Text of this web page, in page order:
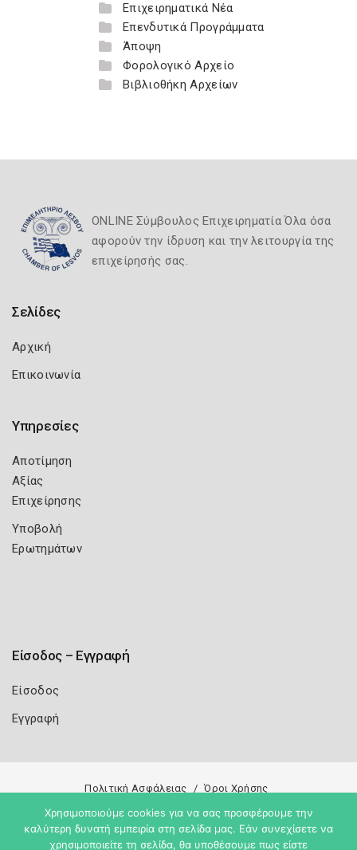
Επιχειρηματικά Νέα
Επενδυτικά Προγράμματα
Άποψη
Φορολογικό Αρχείο
Βιβλιοθήκη Αρχείων
ONLINE Σύμβουλος Επιχειρηματία Όλα όσα
αφορούν την ίδρυση και την λειτουργία της
επιχείρησής σας.
Σελίδες
Αρχική
Επικοινωνία
Υπηρεσίες
Αποτίμηση
Αξίας
Επιχείρησης
Υποβολή
Ερωτημάτων
Είσοδος – Εγγραφή
Είσοδος
Εγγραφή
Πολιτική Ασφάλειας Όροι Χρήσης
Copyright 2026 Knowledge A.E.
Χρησιμοποιούμε cookies για να σας προσφέρουμε την
καλύτερη δυνατή εμπειρία στη σελίδα μας. Εάν συνεχίσετε να
χρησιμοποιείτε τη σελίδα, θα υποθέσουμε πως είστε